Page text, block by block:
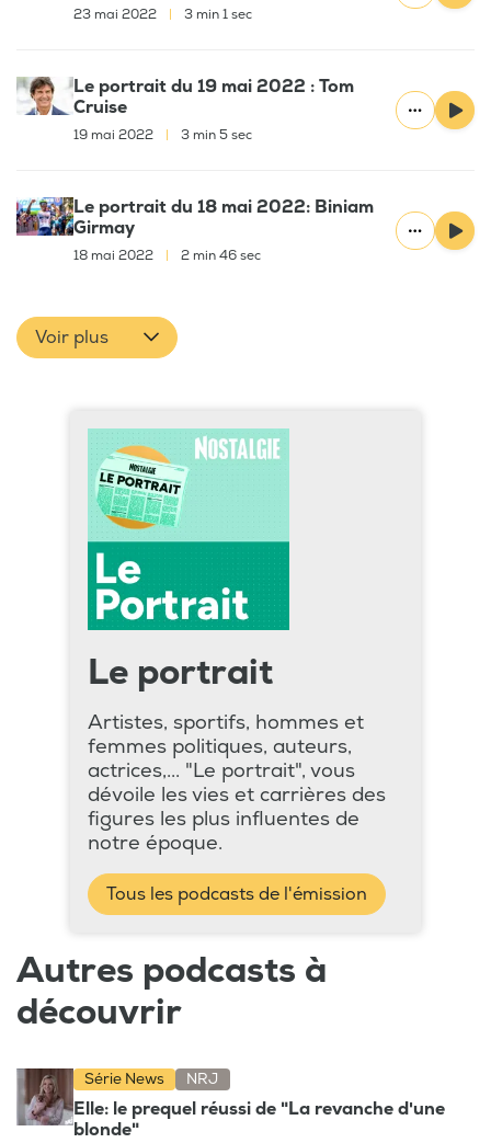
23 mai 2022 3 min 1 sec
Le portrait du 19 mai 2022 : Tom
Cruise
19 mai 2022 3 min 5 sec
Le portrait du 18 mai 2022: Biniam
Girmay
18 mai 2022 2 min 46 sec
Voir plus
Le portrait
Artistes, sportifs, hommes et
femmes politiques, auteurs,
actrices,... "Le portrait", vous
dévoile les vies et carrières des
figures les plus influentes de
notre époque.
Tous les podcasts de l'émission
Autres podcasts à
découvrir
Série News NRJ
Elle: le prequel réussi de "La revanche d'une
blonde"